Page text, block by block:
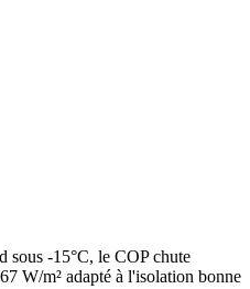
sous -15°C, le COP chute
W/m² adapté à l'isolation bonne